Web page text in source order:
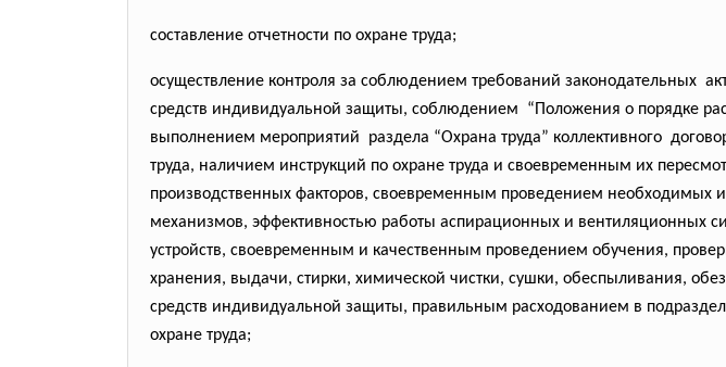
составление отчетности по охране труда;
осуществление контроля за соблюдением требований законодательных
средств индивидуальной защиты, соблюдением “Положения о порядке
выполнением мероприятий раздела “Охрана труда” коллективного
труда, наличием инструкций по охране труда и своевременным их
производственных факторов, своевременным проведением необходимых
механизмов, эффективностью работы аспирационных и вентиляционных
устройств, своевременным и качественным проведением обучения,
хранения, выдачи, стирки, химической чистки, сушки, обеспыливания,
средств индивидуальной защиты, правильным расходованием в
охране труда;